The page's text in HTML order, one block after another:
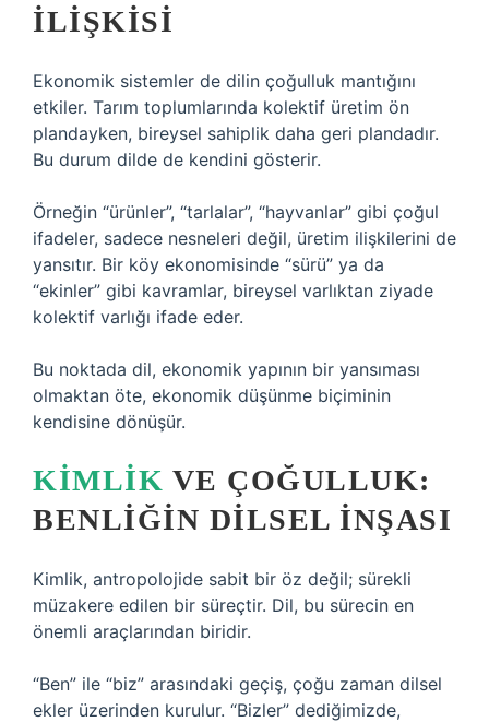
ILIŞKISI
Ekonomik sistemler de dilin çoğulluk mantığını
etkiler. Tarım toplumlarında kolektif üretim ön
plandayken, bireysel sahiplik daha geri plandadır.
Bu durum dilde de kendini gösterir.
Örneğin “ürünler”, “tarlalar”, “hayvanlar” gibi çoğul
ifadeler, sadece nesneleri değil, üretim ilişkilerini de
yansıtır. Bir köy ekonomisinde “sürü” ya da
“ekinler” gibi kavramlar, bireysel varlıktan ziyade
kolektif varlığı ifade eder.
Bu noktada dil, ekonomik yapının bir yansıması
olmaktan öte, ekonomik düşünme biçiminin
kendisine dönüşür.
KIMLIK VE ÇOĞULLUK:
BENLIĞIN DILSEL INŞASI
Kimlik, antropolojide sabit bir öz değil; sürekli
müzakere edilen bir süreçtir. Dil, bu sürecin en
önemli araçlarından biridir.
“Ben” ile “biz” arasındaki geçiş, çoğu zaman dilsel
ekler üzerinden kurulur. “Bizler” dediğimizde,